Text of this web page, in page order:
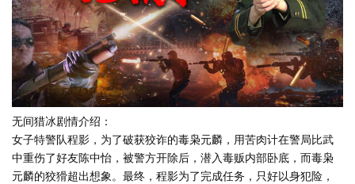
无间猎冰剧情介绍：
女子特警队程影，为了破获狡诈的毒枭元麟，用苦肉计在警局比武
中重伤了好友陈中怡，被警方开除后，潜入毒贩内部卧底，而毒枭
元麟的狡猾超出想象。最终，程影为了完成任务，只好以身犯险，